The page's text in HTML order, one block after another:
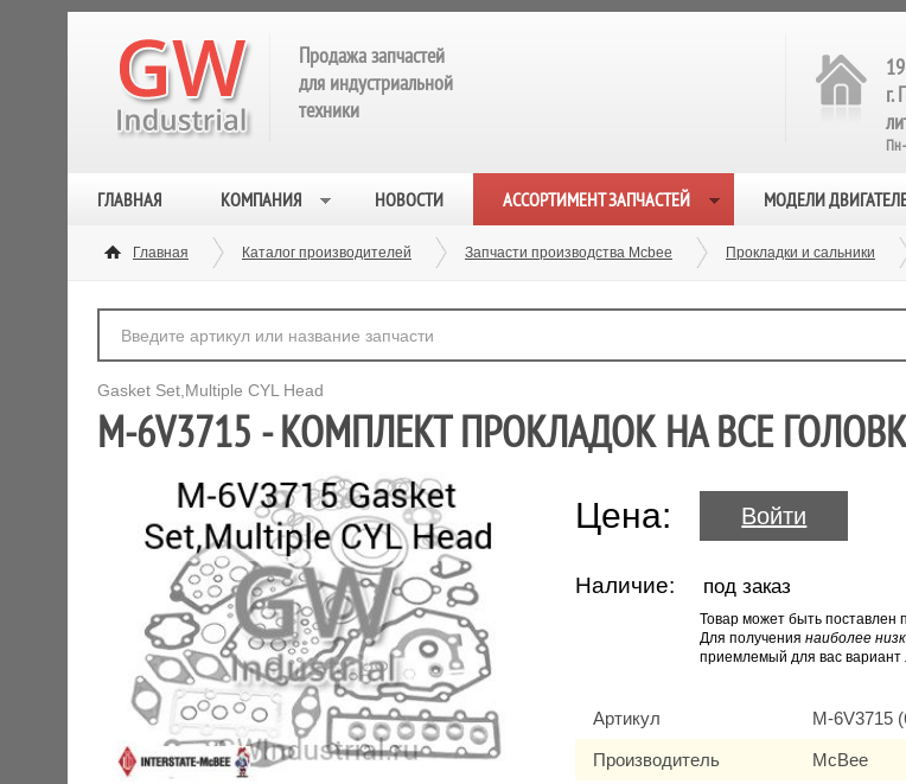
Продажа запчастей
для индустриальной
техники
г.
ГЛАВНАЯ КОМПАНИЯ НОВОСТИ АССОРТИМЕНТ ЗАПЧАСТЕЙ МОДЕЛИ
Главная Каталог производителей Запчасти производства Mcbee Прокладки и сальники
Gasket Set,Multiple CYL Head
M-6V3715 - КОМПЛЕКТ ПРОКЛАДОК НА ВСЕ
Цена: Войти
Наличие: под заказ
Товар может быть поставлен
Для получениянаиболее
приемлемый для вас вариант
Артикул M-6V3715
Производитель McBee